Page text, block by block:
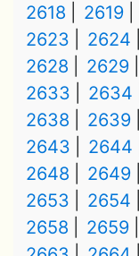
2618
2619
2623
2624
2628
2629
2633
2634
2638
2639
2643
2644
2648
2649
2653
2654
2658
2659